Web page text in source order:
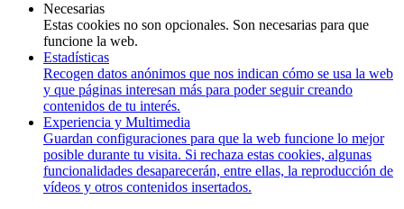
Necesarias
Estas cookies no son opcionales. Son necesarias para que
funcione la web.
Estadísticas
Recogen datos anónimos que nos indican cómo se usa la web
y que páginas interesan más para poder seguir creando
contenidos de tu interés.
Experiencia y Multimedia
Guardan configuraciones para que la web funcione lo mejor
posible durante tu visita. Si rechaza estas cookies, algunas
funcionalidades desaparecerán, entre ellas, la reproducción de
vídeos y otros contenidos insertados.